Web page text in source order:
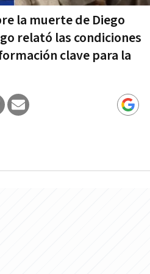
la muerte de Diego
relató las condiciones
clave para la